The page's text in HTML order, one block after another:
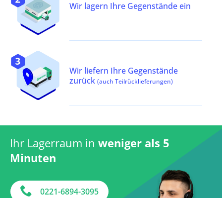
Wir lagern Ihre Gegenstände ein
Wir liefern Ihre Gegenstände
zurück (auch Teilrücklieferungen)
Ihr Lagerraum in weniger als 5
Minuten
0221-6894-3095